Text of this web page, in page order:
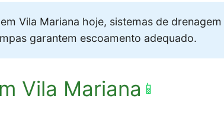
Vila Mariana hoje, sistemas de
garantem escoamento adequado.
Vila Mariana 📱